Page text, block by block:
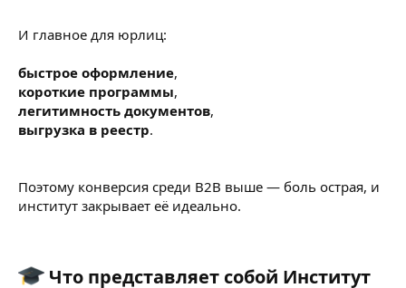
И главное для юрлиц:
быстрое оформление,
короткие программы,
легитимность документов,
выгрузка в реестр.
Поэтому конверсия среди B2B выше — боль острая, и
институт закрывает её идеально.
Что представляет собой Институт